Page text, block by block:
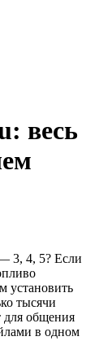
весь
3, 4, 5? Если
установить
тысячи
для общения
в одном